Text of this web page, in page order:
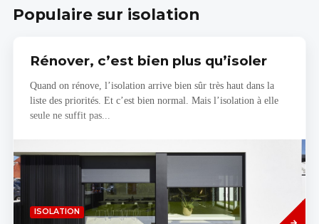
Populaire sur isolation
Rénover, c’est bien plus qu’isoler
Quand on rénove, l’isolation arrive bien sûr très haut dans la
liste des priorités. Et c’est bien normal. Mais l’isolation à elle
seule ne suffit pas...
ISOLATION
Read
more